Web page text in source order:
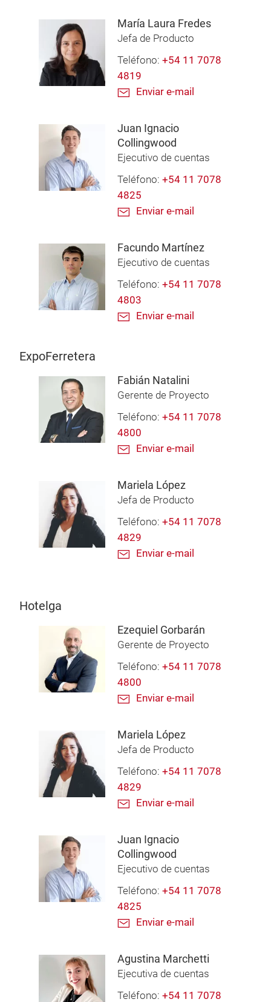
María Laura Fredes
Jefa de Producto
Teléfono: +54 11 7078
4819
Enviar e-mail
Juan Ignacio
Collingwood
Ejecutivo de cuentas
Teléfono: +54 11 7078
4825
Enviar e-mail
Facundo Martínez
Ejecutivo de cuentas
Teléfono: +54 11 7078
4803
Enviar e-mail
ExpoFerretera
Fabián Natalini
Gerente de Proyecto
Teléfono: +54 11 7078
4800
Enviar e-mail
Mariela López
Jefa de Producto
Teléfono: +54 11 7078
4829
Enviar e-mail
Hotelga
Ezequiel Gorbarán
Gerente de Proyecto
Teléfono: +54 11 7078
4800
Enviar e-mail
Mariela López
Jefa de Producto
Teléfono: +54 11 7078
4829
Enviar e-mail
Juan Ignacio
Collingwood
Ejecutivo de cuentas
Teléfono: +54 11 7078
4825
Enviar e-mail
Agustina Marchetti
Ejecutiva de cuentas
Teléfono: +54 11 7078